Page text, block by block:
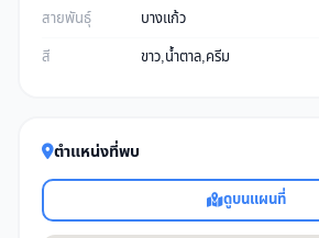
สายพันธุ์
บางแก้ว
สี
ขาว,น้ำตาล,ครีม
ตำแหน่งที่พบ
ดูบนแผนที่